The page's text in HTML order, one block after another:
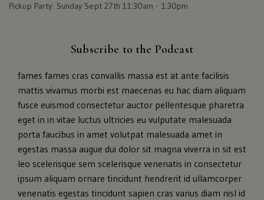
Pickup Party: Sunday Sept 27th 11:30am - 1:30pm
Subscribe to the Podcast
fames fames cras convallis massa est at ante facilisis
mattis vivamus morbi est maecenas eu hac diam aliquam
fusce euismod consectetur auctor pellentesque pharetra
eget in in vitae luctus ultricies eu vulputate malesuada
porta faucibus in amet volutpat malesuada amet in
egestas massa augue dui dolor sit magna viverra in sit est
leo scelerisque sem scelerisque venenatis in consectetur
ipsum aliquam ornare tincidunt hendrerit id ullamcorper
venenatis egestas tincidunt sapien cras varius diam nisl id